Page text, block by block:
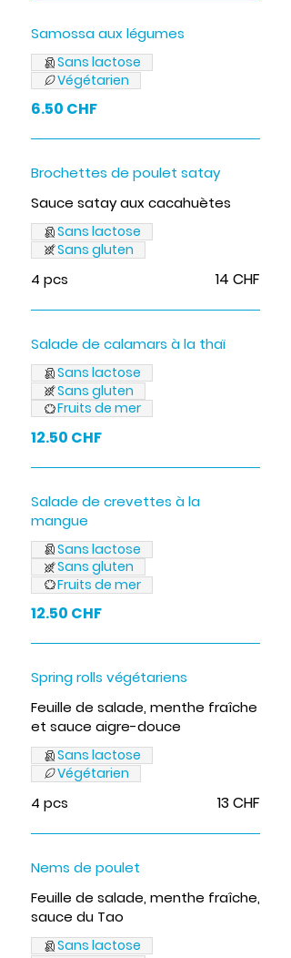
Samossa aux légumes
6.50 CHF
Sans lactose
Végétarien
Brochettes de poulet satay
Sauce satay aux cacahuètes
4 pcs 14 CHF
Sans lactose
Sans gluten
Salade de calamars à la thaï
12.50 CHF
Sans lactose
Sans gluten
Fruits de mer
Salade de crevettes à la
mangue
12.50 CHF
Sans lactose
Sans gluten
Fruits de mer
Spring rolls végétariens
Feuille de salade, menthe fraîche
et sauce aigre-douce
4 pcs 13 CHF
Sans lactose
Végétarien
Nems de poulet
Feuille de salade, menthe fraîche,
sauce du Tao
Sans lactose